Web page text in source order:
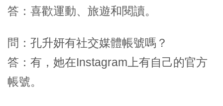
答：喜歡運動、旅遊和閱讀。
問：孔升妍有社交媒體帳號嗎？
答：有，她在Instagram上有自己的官方
帳號。